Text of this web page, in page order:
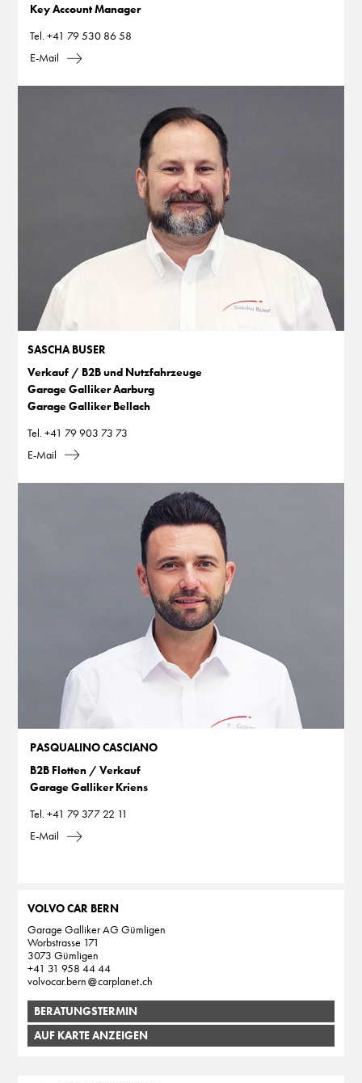
Key Account Manager
Tel.+41 79 530 86 58
E-Mail
SASCHA BUSER
Verkauf / B2B und Nutzfahrzeuge
Garage Galliker Aarburg
Garage Galliker Bellach
Tel.+41 79 903 73 73
E-Mail
PASQUALINO CASCIANO
B2B Flotten / Verkauf
Garage Galliker Kriens
Tel.+41 79 377 22 11
E-Mail
VOLVO CAR BERN
Garage Galliker AG Gümligen
Worbstrasse 171
3073 Gümligen
+41 31 958 44 44
volvocar.bern
carplanet ch
BERATUNGSTERMIN
AUF KARTE ANZEIGEN